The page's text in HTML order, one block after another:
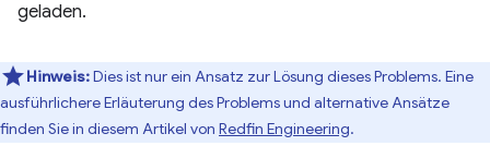
geladen.
Hinweis:Dies ist nur ein Ansatz zur Lösung dieses Problems. Eine
ausführlichere Erläuterung des Problems und alternative Ansätze
finden Sie in diesem Artikel von Redfin Engineering.